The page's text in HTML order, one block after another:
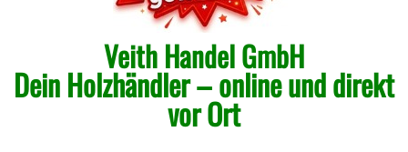
Veith Handel GmbH
Dein Holzhändler – online und direkt
vor Ort